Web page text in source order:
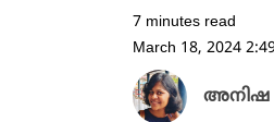
7 minutes read
March 18, 2024
അനിഷ